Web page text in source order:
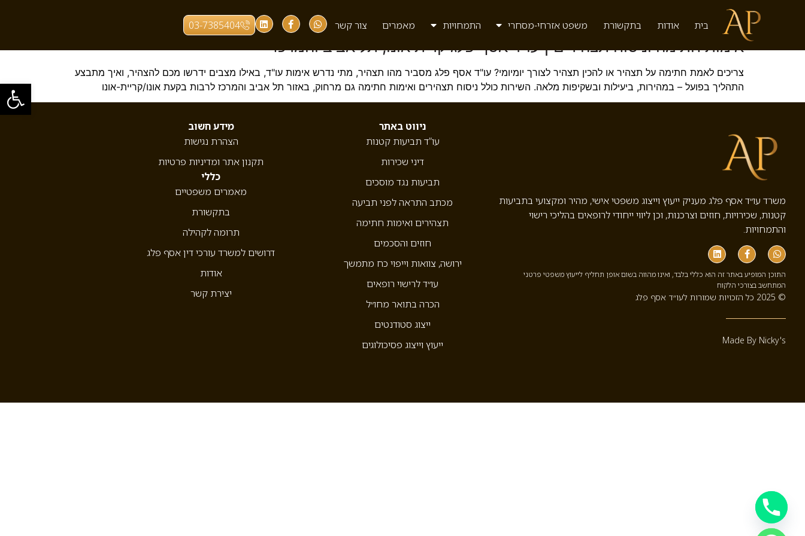
פתח
בית אודות בתקשורת משפט אזרחי-מסחרי התמחויות מאמרים צור קשר 03-7385404 תגית:
אימות חתימה וניסוח תצהירים | עו"ד אסף פלג קרית אונו, תל אביב והמרכז
צריכים לאמת חתימה על תצהיר או להכין תצהיר לצורך יומיומי? עו"ד אסף פלג מסביר מהו תצהיר, מתי נדרש אימות עו"ד, באילו מצבים ידרשו מכם להצהיר, ואיך מתבצע
התהליך בפועל – במהירות, ביעילות ובשקיפות מלאה. השירות כולל ניסוח תצהירים ואימות חתימה גם מרחוק, באזור תל אביב והמרכז לרבות בקעת אונו/קריית-אונו
משרד עו״ד אסף פלג מעניק ייעוץ וייצוג משפטי אישי, מהיר ומקצועי בתביעות
קטנות, שכירויות, חוזים וצרכנות, וכן ליווי ייחודי לרופאים בהליכי רישוי
והתמחויות.
התוכן המופיע באתר זה הוא כללי בלבד, ואינו מהווה בשום אופן תחליף לייעוץ משפטי פרטני
המתחשב בצורכי הלקוח
© 2025 כל הזכויות שמורות לעו״ד אסף פלג
Made By Nicky's
ניווט באתר
עו”ד תביעות קטנות
דיני שכירות
תביעות נגד מוסכים
מכתב התראה לפני תביעה
תצהירים ואימות חתימה
חוזים והסכמים
ירושה, צוואות וייפוי כח מתמשך
עו״ד לרישוי רופאים
הכרה בתואר מחו״ל
ייצוג סטודנטים
ייעוץ וייצוג פסיכולוגים
מידע חשוב
הצהרת נגישות
תקנון אתר ומדיניות פרטיות
כללי
מאמרים משפטיים
בתקשורת
תרומה לקהילה
דרושים למשרד עורכי דין אסף פלג
אודות
יצירת קשר